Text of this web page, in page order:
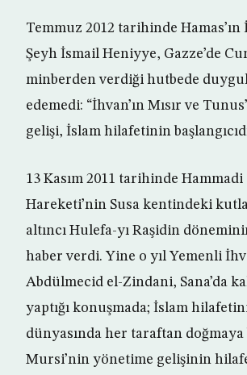
Temmuz 2012 tarihinde
Şeyh İsmail Heniyye, Gazze’de
minberden verdiği hutbede
edemedi: “İhvan’ın Mısır ve
gelişi, İslam hilafetinin
13 Kasım 2011 tarihinde
Hareketi’nin Susa kentindeki
altıncı Hulefa-yı Raşidin
haber verdi. Yine o yıl Yemenli
Abdülmecid el-Zindani, Sana’da
yaptığı konuşmada; İslam
dünyasında her taraftan doğmaya
Mursi’nin yönetime gelişinin